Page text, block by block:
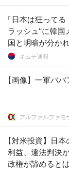
「日本は狂って
ラッシュ”に韓
国と明暗が分かれ
キムチ速報
【画像】一軍バ
アルファルファモ
【対米投資】日
利益、違法判決
政権が諦めると